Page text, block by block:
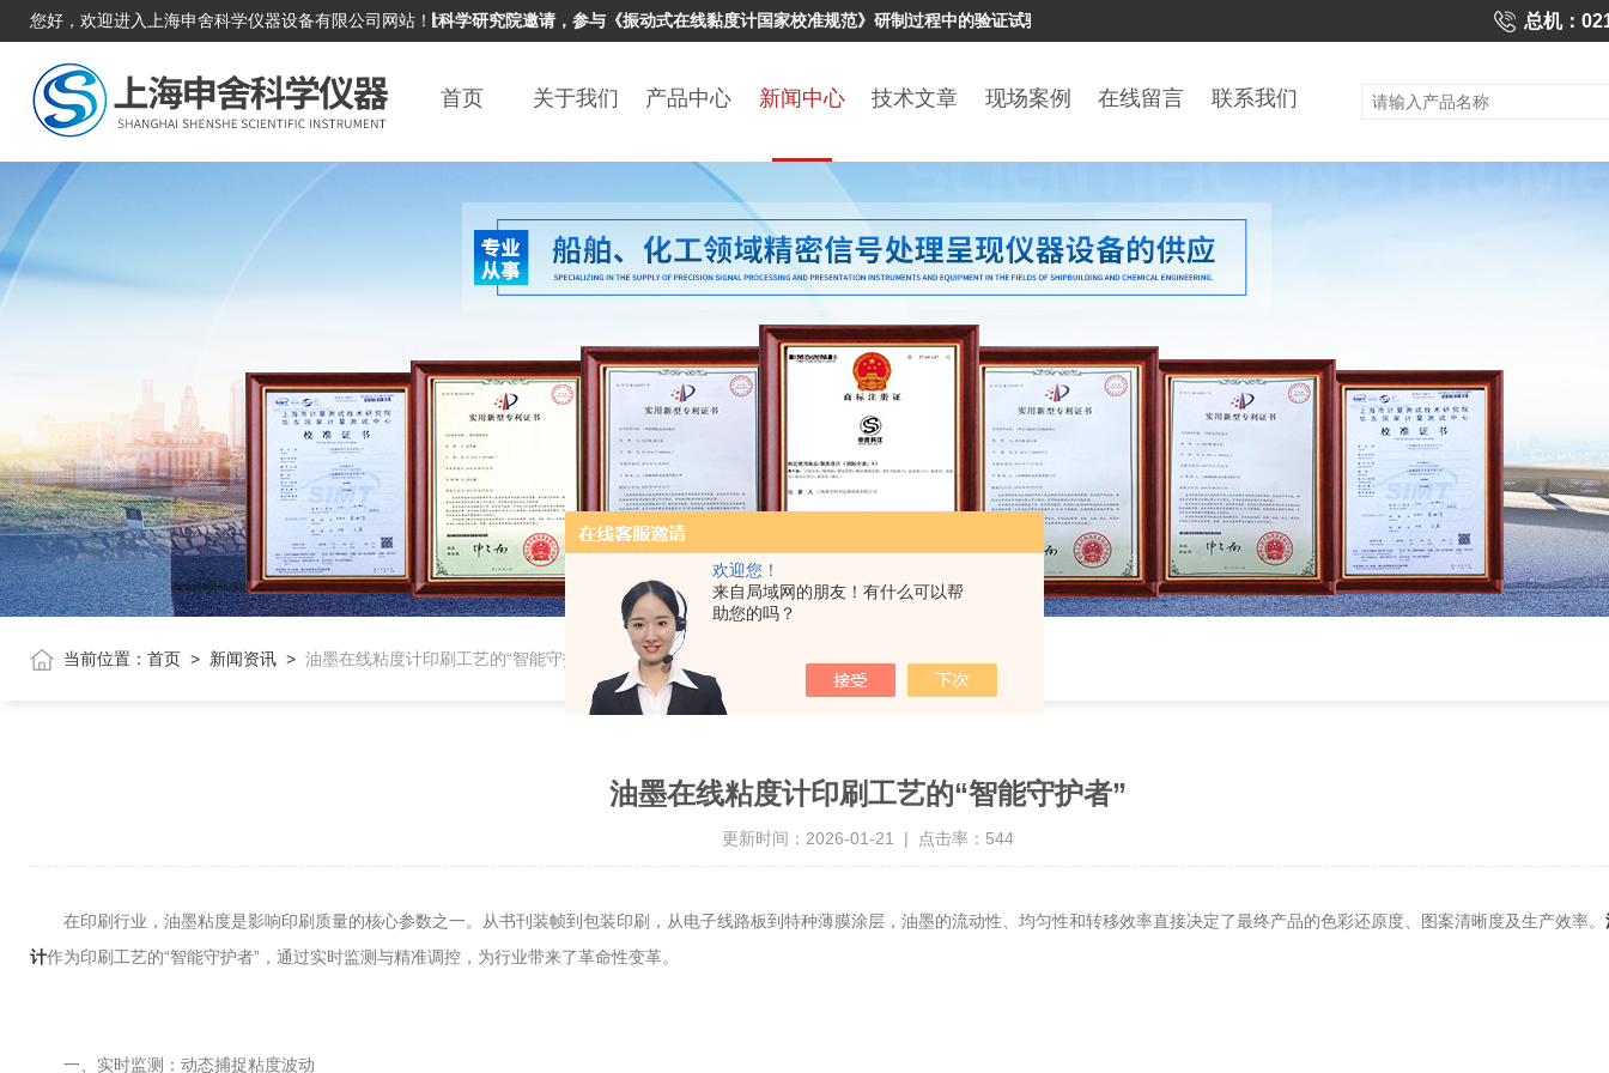
欢迎您！
来自局域网的朋友！有什么可以帮
助您的吗？
您好，欢迎进入上海申舍科学仪器设备有限公司网站！
本单位积极响应国家计量科学研究院邀请，参与《振动式在线黏度计国家校准规范》研制过程中的验证试验工作，高效完成振动式在线黏度计指标测试，所提供的真实可靠数据为校准规范
总机：
首页 关于我们 产品中心 新闻中心 技术文章 现场案例 在线留言 联系我们
当前位置： 首页 > 新闻资讯 > 油墨在线粘度计印刷工艺的“智能守护者”
油墨在线粘度计印刷工艺的“智能守护者”
更新时间：2026-01-21 | 点击率：544
在印刷行业，油墨粘度是影响印刷质量的核心参数之一。从书刊装帧到包装印刷，从电子线路板到特种薄膜涂层，油墨的流动性、均匀性和转移效率直接决定了最终产品的色彩还原度、图案清晰度及生产效率。
计作为印刷工艺的“智能守护者”，通过实时监测与精准调控，为行业带来了革命性变革。
一、实时监测：动态捕捉粘度波动